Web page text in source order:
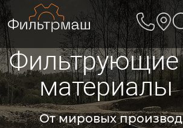
Skip
to
content
Фильтрующие
материалы
От мировых